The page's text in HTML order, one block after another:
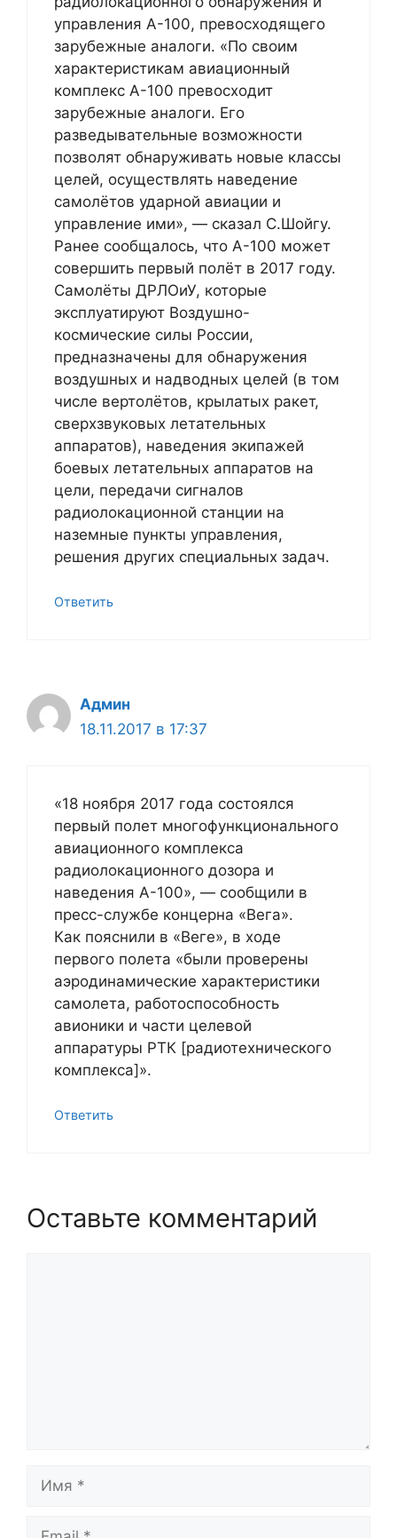
управления А-100, превосходящего
зарубежные аналоги. «По своим
характеристикам авиационный
комплекс А-100 превосходит
зарубежные аналоги. Его
разведывательные возможности
позволят обнаруживать новые классы
целей, осуществлять наведение
самолётов ударной авиации и
управление ими», — сказал С.Шойгу.
Ранее сообщалось, что А-100 может
совершить первый полёт в 2017 году.
Самолёты ДРЛОиУ, которые
эксплуатируют Воздушно-
космические силы России,
предназначены для обнаружения
воздушных и надводных целей (в том
числе вертолётов, крылатых ракет,
сверхзвуковых летательных
аппаратов), наведения экипажей
боевых летательных аппаратов на
цели, передачи сигналов
радиолокационной станции на
наземные пункты управления,
решения других специальных задач.
Ответить
Админ
18.11.2017 в 17:37
«18 ноября 2017 года состоялся
первый полет многофункционального
авиационного комплекса
радиолокационного дозора и
наведения А-100», — сообщили в
пресс-службе концерна «Вега».
Как пояснили в «Веге», в ходе
первого полета «были проверены
аэродинамические характеристики
самолета, работоспособность
авионики и части целевой
аппаратуры РТК [радиотехнического
комплекса]».
Ответить
Оставьте комментарий